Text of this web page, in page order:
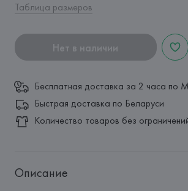
Таблица размеров
Нет в наличии
Бесплатная доставка за 2 часа по
Быстрая доставка по Беларуси
Количество товаров без
Описание